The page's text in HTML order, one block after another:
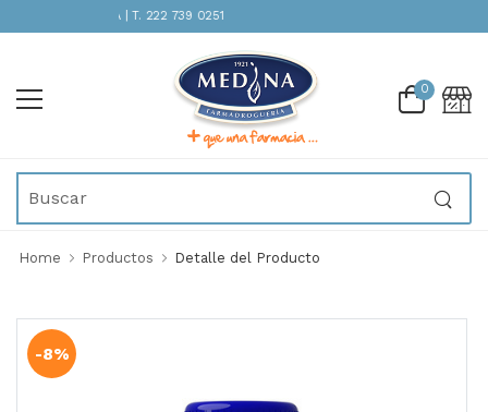
INMEDIATA | T. 222 739 0251
0
Home Productos Detalle del Producto
-8%